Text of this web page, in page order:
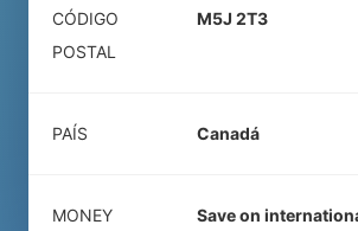
CÓDIGO
POSTAL
M5J 2T3
PAÍS Canadá
MONEY
Save on